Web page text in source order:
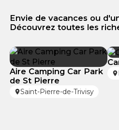
Envie de vacances ou
Découvrez toutes les
Aire Camping Car Park
de St Pierre
Saint-Pierre-de-Trivisy